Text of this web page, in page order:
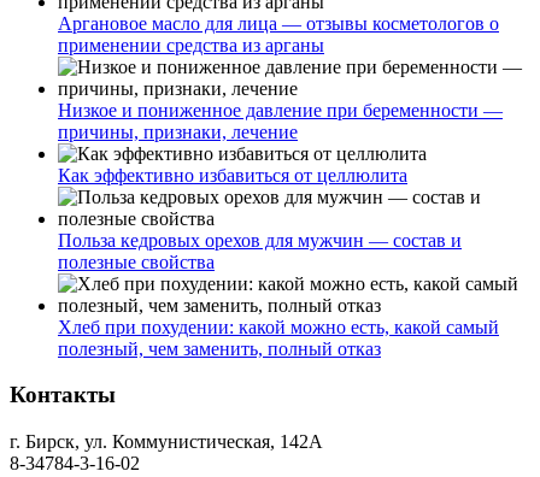
Аргановое масло для лица — отзывы косметологов о
применении средства из арганы
Низкое и пониженное давление при беременности —
причины, признаки, лечение
Как эффективно избавиться от целлюлита
Польза кедровых орехов для мужчин — состав и
полезные свойства
Хлеб при похудении: какой можно есть, какой самый
полезный, чем заменить, полный отказ
Контакты
г. Бирск, ул. Коммунистическая, 142А
8-34784-3-16-02